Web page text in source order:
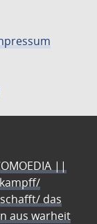
||
das
aus warheit